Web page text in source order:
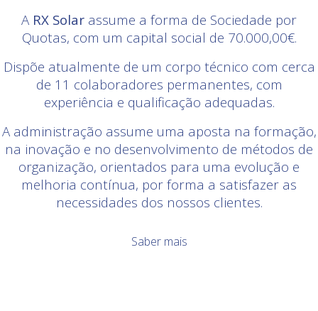
A RX Solar assume a forma de Sociedade por
Quotas, com um capital social de 70.000,00€.
Dispõe atualmente de um corpo técnico com cerca
de 11 colaboradores permanentes, com
experiência e qualificação adequadas.
A administração assume uma aposta na formação,
na inovação e no desenvolvimento de métodos de
organização, orientados para uma evolução e
melhoria contínua, por forma a satisfazer as
necessidades dos nossos clientes.
Saber mais